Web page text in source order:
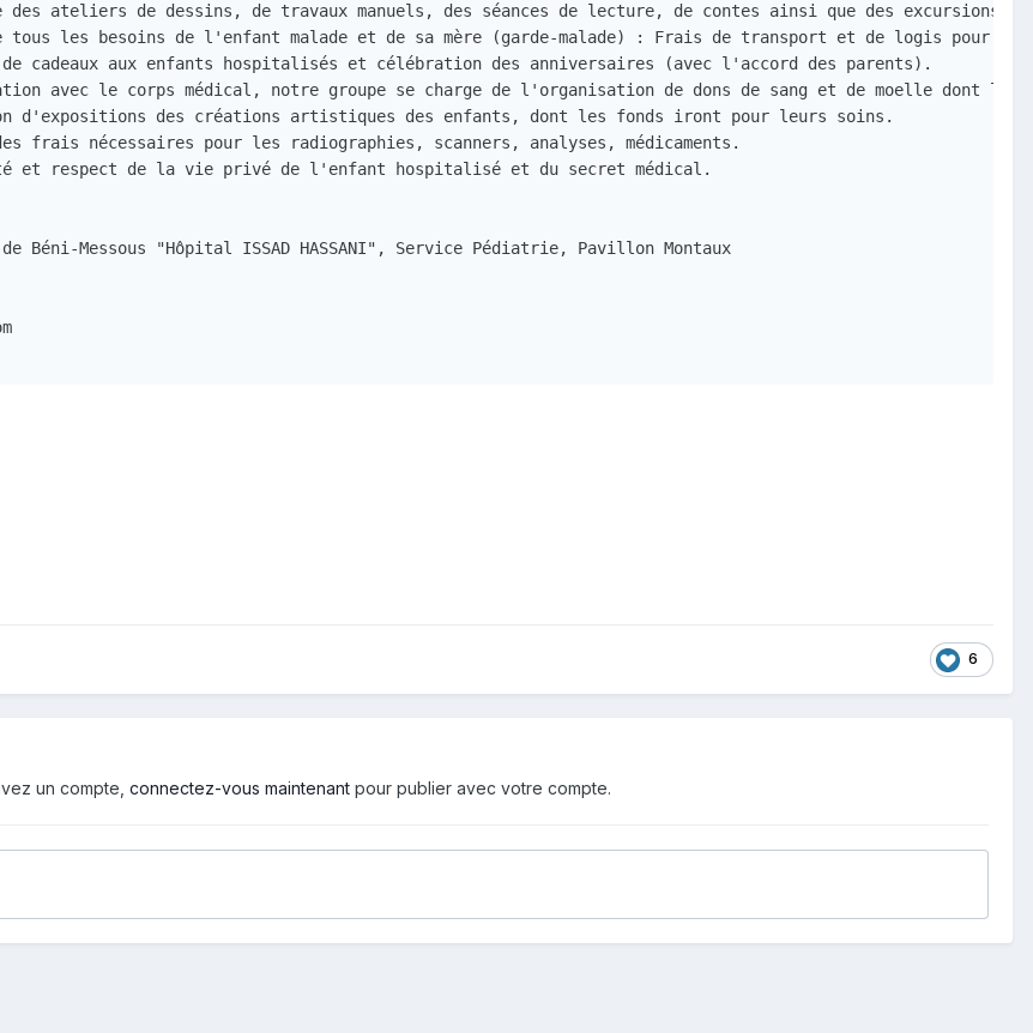
ateliers de dessins, de travaux manuels, des séances de lecture, de contes ainsi que des
tous les besoins de l'enfant malade et de sa mère (garde-malade) : Frais de transport et de logis
cadeaux aux enfants hospitalisés et célébration des anniversaires (avec l'accord des parents).
avec le corps médical, notre groupe se charge de l'organisation de dons de sang et de moelle dont les
d'expositions des créations artistiques des enfants, dont les fonds iront pour leurs soins.
frais nécessaires pour les radiographies, scanners, analyses, médicaments.
et respect de la vie privé de l'enfant hospitalisé et du secret médical.
Béni-Messous "Hôpital ISSAD HASSANI", Service Pédiatrie, Pavillon Montaux
6
un compte, connectez-vous maintenant pour publier avec votre compte.